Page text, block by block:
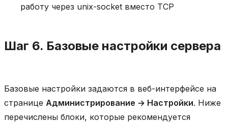
работу через unix-socket вместо TCP
Шаг 6. Базовые настройки сервера
Базовые настройки задаются в веб-интерфейсе на
странице Администрирование → Настройки. Ниже
перечислены блоки, которые рекомендуется